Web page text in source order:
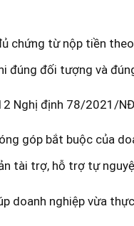
chứng từ nộp tiền
đúng đối tượng và
Nghị định 78/2021/
góp bắt buộc của
tài trợ, hỗ trợ tự
doanh nghiệp vừa